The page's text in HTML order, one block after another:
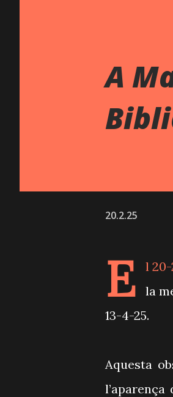
A
20.2.25
E
l
la
13-4-25.
Aquesta